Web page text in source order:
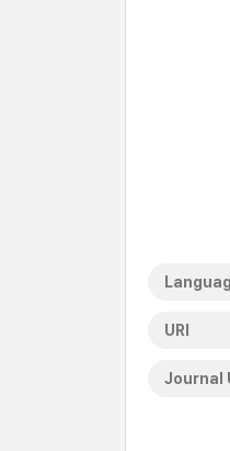
URI
Journal